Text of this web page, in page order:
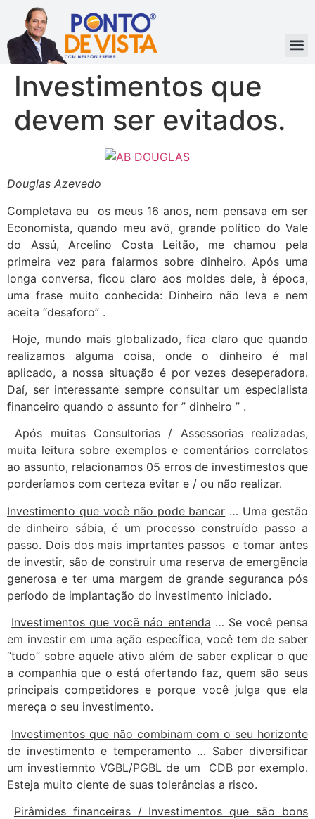
Investimentos que
devem ser evitados.
Douglas Azevedo
Completava eu os meus 16 anos, nem pensava em ser
Economista, quando meu avö, grande político do Vale
do Assú, Arcelino Costa Leitão, me chamou pela
primeira vez para falarmos sobre dinheiro. Após uma
longa conversa, ficou claro aos moldes dele, à época,
uma frase muito conhecida: Dinheiro não leva e nem
aceita “desaforo” .
Hoje, mundo mais globalizado, fica claro que quando
realizamos alguma coisa, onde o dinheiro é mal
aplicado, a nossa situação é por vezes deseperadora.
Daí, ser interessante sempre consultar um especialista
financeiro quando o assunto for ” dinheiro ” .
Após muitas Consultorias / Assessorias realizadas,
muita leitura sobre exemplos e comentários correlatos
ao assunto, relacionamos 05 erros de investimestos que
porderíamos com certeza evitar e / ou não realizar.
Investimento que vocè não pode bancar … Uma gestão
de dinheiro sábia, é um processo construído passo a
passo. Dois dos mais imprtantes passos e tomar antes
de investir, são de construir uma reserva de emergëncia
generosa e ter uma margem de grande seguranca pós
período de implantação do investimento iniciado.
Investimentos que vocë náo entenda … Se você pensa
em investir em uma ação específica, você tem de saber
“tudo” sobre aquele ativo além de saber explicar o que
a companhia que o está ofertando faz, quem são seus
principais competidores e porque você julga que ela
mereça o seu investimento.
Investimentos que não combinam com o seu horizonte
de investimento e temperamento … Saber diversificar
um investiemnto VGBL/PGBL de um CDB por exemplo.
Esteja muito ciente de suas tolerâncias a risco.
Pirâmides financeiras / Investimentos que são bons